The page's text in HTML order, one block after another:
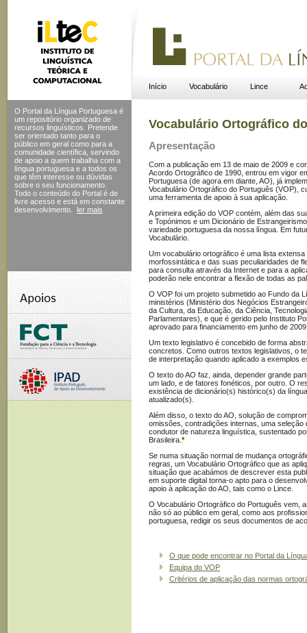
Início Vocabulário Lince
O Portal da Língua Portuguesa é
um repositório organizado de
recursos linguísticos. Pretende
ser orientado tanto para o
público em geral como para a
comunidade científica, servindo
de apoio a quem trabalha com a
língua portuguesa e a todos os
que têm interesse ou dúvidas
sobre o seu funcionamento.
Todo o conteúdo do Portal é de
livre acesso e está em constante
desenvolvimento.
ler mais
Vocabulário Ortográfico
Apresentação
Com a publicação em 13 de maio de 2009 e
Acordo Ortográfico de 1990, entrou em vigor
Portuguesa (de agora em diante, AO), já
Vocabulário Ortográfico do Português (VOP),
uma ferramenta de apoio à sua aplicação.
A primeira edição do VOP contém, além das
e Topónimos e um Dicionário de
variedade portuguesa da nossa língua. Em
Vocabulário.
Um vocabulário ortográfico é uma lista
morfossintática e das suas peculiaridades de
para consulta através da Internet e para a
poderão nele encontrar a flexão de todas as
O VOP foi um projeto submetido ao Fundo da
ministérios (Ministério dos Negócios
da Cultura, da Educação, da Ciência,
Parlamentares), e que é gerido pelo Instituto
aprovado para financiamento em junho de
Um texto legislativo é concebido de forma
concretos. Como outros textos legislativos, o
de interpretação quando aplicado a exemplos
O texto do AO faz, ainda, depender grande
um lado, e de fatores fonéticos, por outro. O
existência de dicionário(s) histórico(s) da
atualizado(s).
Além disso, o texto do AO, solução de
omissões, contradições internas, uma
condutor de natureza linguística, sustentado
Brasileira. *
Se numa situação normal de mudança
regras, um Vocabulário Ortográfico que as
situação que acabámos de descrever esta
em suporte digital torna-o apto para o
apoio à aplicação do AO, tais como o Lince.
O Vocabulário Ortográfico do Português vem,
não só ao público em geral, como aos
portuguesa, redigir os seus documentos de
O que pode encontrar no Portal da
Equipa do VOP
Critérios de aplicação das normas